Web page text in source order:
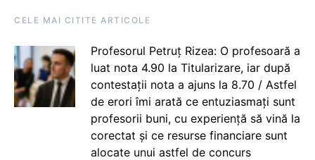
CELE MAI CITITE ARTICOLE
Profesorul Petruț Rizea: O profesoară a
luat nota 4.90 la Titularizare, iar după
contestații nota a ajuns la 8.70 / Astfel
de erori îmi arată ce entuziasmați sunt
profesorii buni, cu experiență să vină la
corectat și ce resurse financiare sunt
alocate unui astfel de concurs